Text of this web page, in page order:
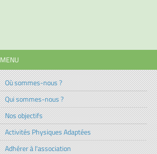
MENU
Où sommes-nous ?
Qui sommes-nous ?
Nos objectifs
Activités Physiques Adaptées
Adhérer à l'association